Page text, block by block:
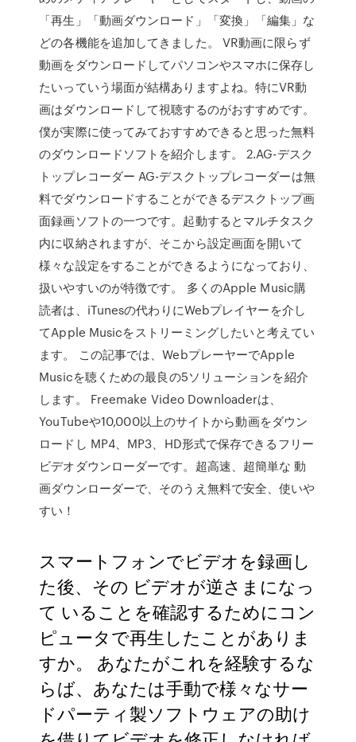
「再生」「動画ダウンロード」「変換」「編集」な
どの各機能を追加してきました。 VR動画に限らず
動画をダウンロードしてパソコンやスマホに保存し
たいっていう場面が結構ありますよね。特にVR動
画はダウンロードして視聴するのがおすすめです。
僕が実際に使ってみておすすめできると思った無料
のダウンロードソフトを紹介します。 2.AG-デスク
トップレコーダー AG-デスクトップレコーダーは無
料でダウンロードすることができるデスクトップ画
面録画ソフトの一つです。起動するとマルチタスク
内に収納されますが、そこから設定画面を開いて
様々な設定をすることができるようになっており、
扱いやすいのが特徴です。 多くのApple Music購
読者は、iTunesの代わりにWebプレイヤーを介し
てApple Musicをストリーミングしたいと考えてい
ます。 この記事では、WebプレーヤーでApple
Musicを聴くための最良の5ソリューションを紹介
します。 Freemake Video Downloaderは、
YouTubeや10,000以上のサイトから動画をダウン
ロードし MP4、MP3、HD形式で保存できるフリー
ビデオダウンローダーです。超高速、超簡単な 動
画ダウンローダーで、そのうえ無料で安全、使いや
すい！
スマートフォンでビデオを録画し
た後、その ビデオが逆さまになっ
て いることを確認するためにコン
ピュータで再生したことがありま
すか。 あなたがこれを経験するな
らば、あなたは手動で様々なサー
ドパーティ製ソフトウェアの助け